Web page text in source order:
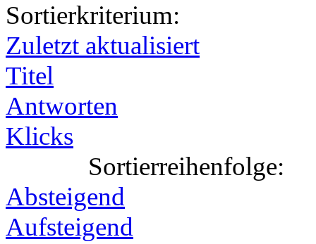
Sortierkriterium:
Zuletzt aktualisiert
Titel
Antworten
Klicks
Sortierreihenfolge:
Absteigend
Aufsteigend